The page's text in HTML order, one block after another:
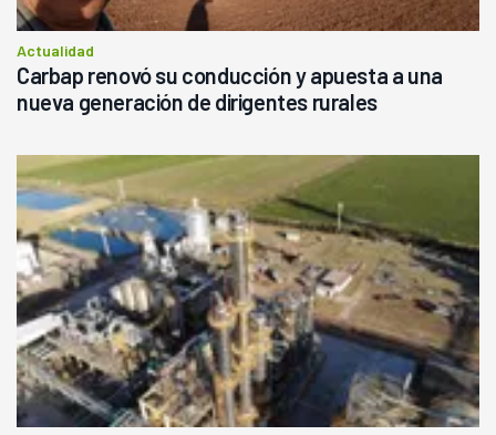
Actualidad
Carbap renovó su conducción y apuesta a una
nueva generación de dirigentes rurales